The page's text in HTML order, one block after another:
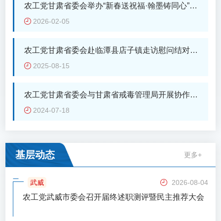
农工党甘肃省委会举办“新春送祝福·翰墨铸同心”主
题文化活动
2026-02-05
农工党甘肃省委会赴临潭县店子镇走访慰问结对关
爱对象
2025-08-15
农工党甘肃省委会与甘肃省戒毒管理局开展协作交
流座谈
2024-07-18
基层动态 更多+
武威 2026-08-04
农工党武威市委会召开届终述职测评暨民主推荐大会